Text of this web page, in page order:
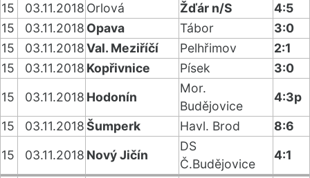
15 03.11.2018 Orlová Žďár n/S
4:5
15
03.11.2018 Opava Tábor
3:0
15
03.11.2018Val. Meziříčí Pelhřimov
2:1
15
03.11.2018 Kopřivnice Písek
3:0
15
03.11.2018 Hodonín
Mor.
Budějovice
4:3p
15
03.11.2018Šumperk Havl. Brod
8:6
15
03.11.2018 Nový Jičín
DS
Č.Budějovice
4:1